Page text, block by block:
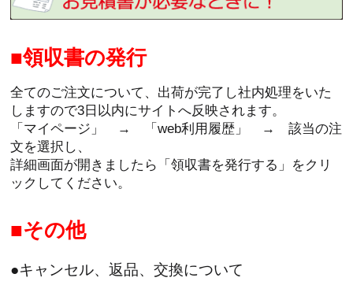
領収書の発行
全てのご注文について、出荷が完了し社内処理をいた
しますので3日以内にサイトへ反映されます。
「マイページ」 → 「web利用履歴」 → 該当の注
文を選択し、
詳細画面が開きましたら「領収書を発行する」をクリ
ックしてください。
その他
●キャンセル、返品、交換について